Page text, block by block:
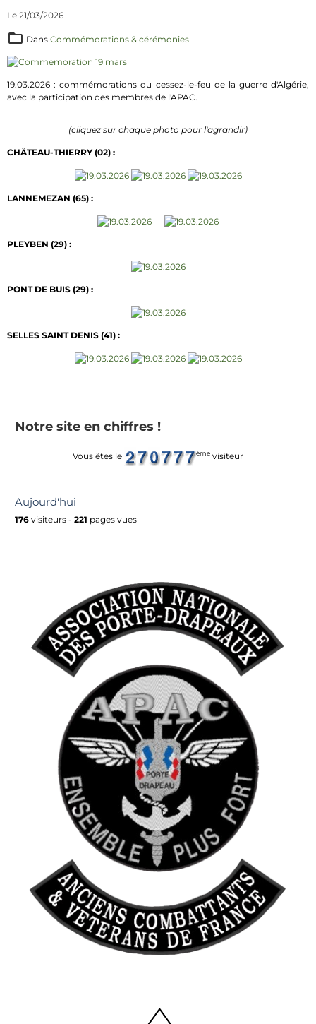
Le 21/03/2026
Dans Commémorations & cérémonies
19.03.2026 : commémorations du cessez-le-feu de la guerre d'Algérie,
avec la participation des membres de l'APAC.
(cliquez sur chaque photo pour l'agrandir)
CHÂTEAU-THIERRY (02) :
LANNEMEZAN (65) :
PLEYBEN (29) :
PONT DE BUIS (29) :
SELLES SAINT DENIS (41) :
Notre site en chiffres !
Vous êtes le ème visiteur
Aujourd'hui
176 visiteurs - 221 pages vues